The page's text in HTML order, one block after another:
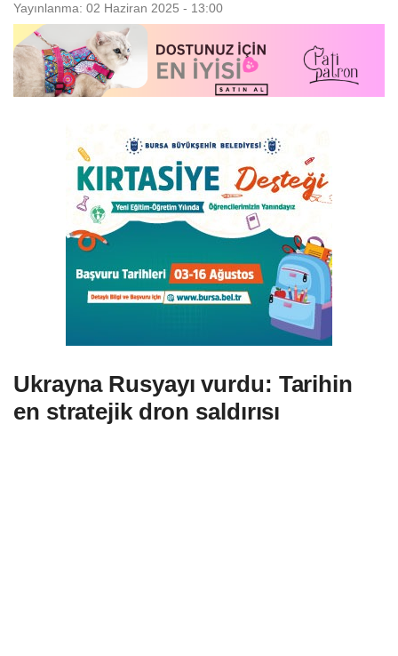
Yayınlanma: 02 Haziran 2025 - 13:00
Ukrayna Rusyayı vurdu: Tarihin
en stratejik dron saldırısı